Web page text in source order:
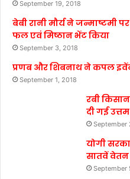
September 19, 2018
बेबी रानी मौर्य ने जन्माष्टमी
फल एवं मिष्ठान भेंट किया
September 3, 2018
प्रणब और शिबनाथ ने कपल
September 1, 2018
रबी
दी गई
September
योगी
सातवें
September